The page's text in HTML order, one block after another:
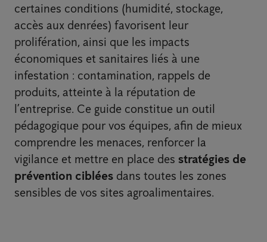
certaines conditions (humidité, stockage,
accès aux denrées) favorisent leur
prolifération, ainsi que les impacts
économiques et sanitaires liés à une
infestation : contamination, rappels de
produits, atteinte à la réputation de
l’entreprise. Ce guide constitue un outil
pédagogique pour vos équipes, afin de mieux
comprendre les menaces, renforcer la
vigilance et mettre en place des stratégies de
prévention ciblées dans toutes les zones
sensibles de vos sites agroalimentaires.